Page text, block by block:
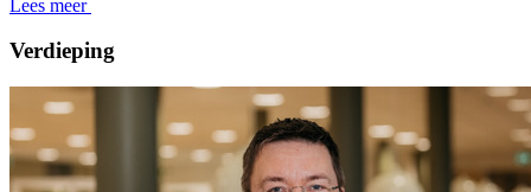
Lees meer
Verdieping